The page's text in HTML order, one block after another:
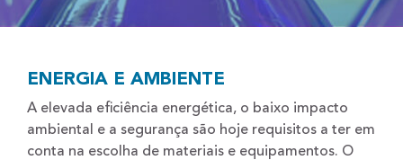
ENERGIA E AMBIENTE
A elevada eficiência energética, o baixo impacto
ambiental e a segurança são hoje requisitos a ter em
conta na escolha de materiais e equipamentos. O